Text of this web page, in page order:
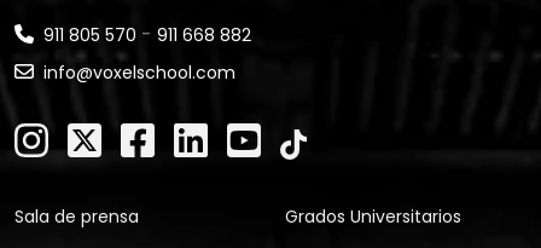
911 805 570 - 911 668 882
info@voxelschool.com
Sala de prensa
Grados Universitarios